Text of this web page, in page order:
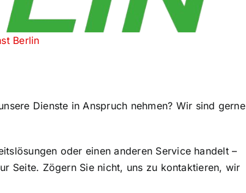
Berlin
Dienste in Anspruch nehmen? Wir sind gerne
oder einen anderen Service handelt –
Seite. Zögern Sie nicht, uns zu kontaktieren, wir